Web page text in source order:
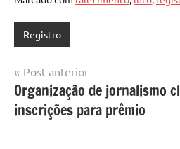
Registro
Navegação
de
Post
Post anterior
Organização de jornalismo
inscrições para prêmio